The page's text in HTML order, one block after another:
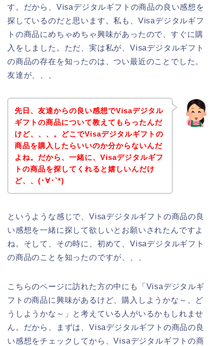
す。だから、Visaデジタルギフトの商品の良い感想を
探しているのだと思います。私も、Visaデジタルギフ
トの商品にめちゃめちゃ興味があったので、すぐに購
入をしました。ただ、実は私が、Visaデジタルギフト
の商品の存在を知ったのは、つい最近のことでした。
友達が、、、
先日、友達からの良い感想でVisaデジタル
ギフトの商品について教えてもらったんだ
けど、、、。どこでVisaデジタルギフトの
商品を購入したらいいのか分からないんだ
よね。だから、一緒に、Visaデジタルギフ
トの商品を探してくれると嬉しいんだけ
ど、、(･∀･`*)
というような感じで、Visaデジタルギフトの商品の良
い感想を一緒に探して欲しいとお願いされたんですよ
ね。そして、その時に、初めて、Visaデジタルギフト
の商品のことを知ったのですが、、、
こちらのページに訪れた方の中にも「Visaデジタルギ
フトの商品に興味があるけど、購入しようかな～、ど
うしようかな～」と考えている人がいるかもしれませ
ん。だから、まずは、Visaデジタルギフトの商品の良
い感想をチェックしてから、Visaデジタルギフトの商